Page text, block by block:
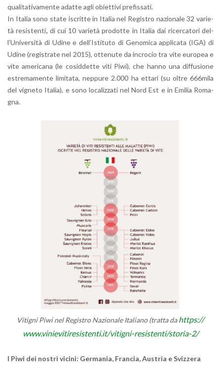
qua­li­ta­ti­va­men­te adat­te agli obiet­ti­vi pre­fis­sa­ti.
In Ita­lia sono state iscrit­te in Ita­lia nel Re­gi­stro na­zio­na­le 32 va­rie­
tà re­si­sten­ti, di cui 10 va­rie­tà pro­dot­te in Ita­lia dai ri­cer­ca­to­ri del­
l’U­ni­ver­si­tà di Udine e del­l’I­sti­tu­to di Ge­no­mi­ca ap­pli­ca­ta (IGA) di
Udine (re­gi­stra­te nel 2015), ot­te­nu­te da in­cro­cio tra vite eu­ro­pea e
vite ame­ri­ca­na (le co­sid­det­te viti Piwi), che hanno una dif­fu­sio­ne
estre­ma­men­te li­mi­ta­ta, nep­pu­re 2.000 ha et­ta­ri (su oltre 666­mi­la
del vi­gne­to Ita­lia), e sono lo­ca­liz­za­ti nel Nord Est e in Emi­lia Ro­ma­
gna.
Vi­ti­gni Piwi nel Re­gi­stro Na­zio­na­le Ita­lia­no (trat­ta da https://​
www.​vin​ievi​tire​sist​enti.​it/​vitigni-​resistenti/​storia-​2/
I Piwi dei no­stri vi­ci­ni: Ger­ma­nia, Fran­cia, Au­stria e Sviz­ze­ra